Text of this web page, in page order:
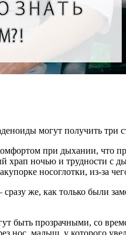
могут получить три
при дыхании, что
храп ночью и трудности с
носоглотки, из-
сразу же, как только
быть прозрачными, со
нос, малыш, у которого